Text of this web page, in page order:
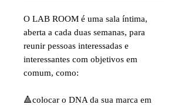
O LAB ROOM é uma sala íntima,
aberta a cada duas semanas, para
reunir pessoas interessadas e
interessantes com objetivos em
comum, como:
🔺colocar o DNA da sua marca em